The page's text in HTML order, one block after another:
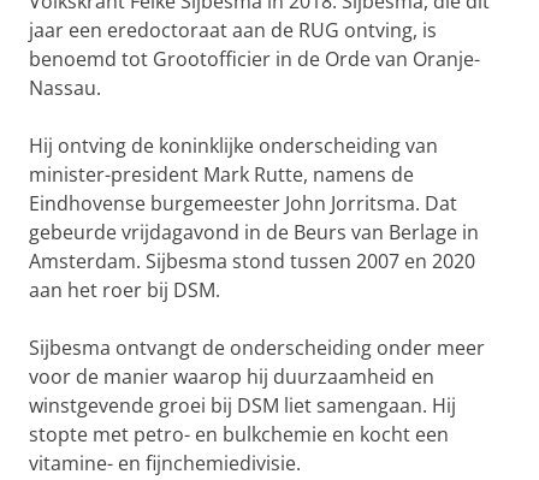
jaar een eredoctoraat aan de RUG ontving, is
benoemd tot Grootofficier in de Orde van Oranje-
Nassau.
Hij ontving de koninklijke onderscheiding van
minister-president Mark Rutte, namens de
Eindhovense burgemeester John Jorritsma. Dat
gebeurde vrijdagavond in de Beurs van Berlage in
Amsterdam. Sijbesma stond tussen 2007 en 2020
aan het roer bij DSM.
Sijbesma ontvangt de onderscheiding onder meer
voor de manier waarop hij duurzaamheid en
winstgevende groei bij DSM liet samengaan. Hij
stopte met petro- en bulkchemie en kocht een
vitamine- en fijnchemiedivisie.